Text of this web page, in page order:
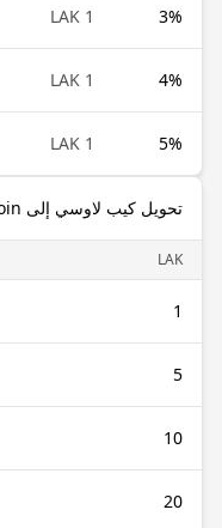
3%
1 LAK
4%
1 LAK
5%
1 LAK
تحويل كيب لاوسي إلى Litecoin
LAK
1
5
10
20